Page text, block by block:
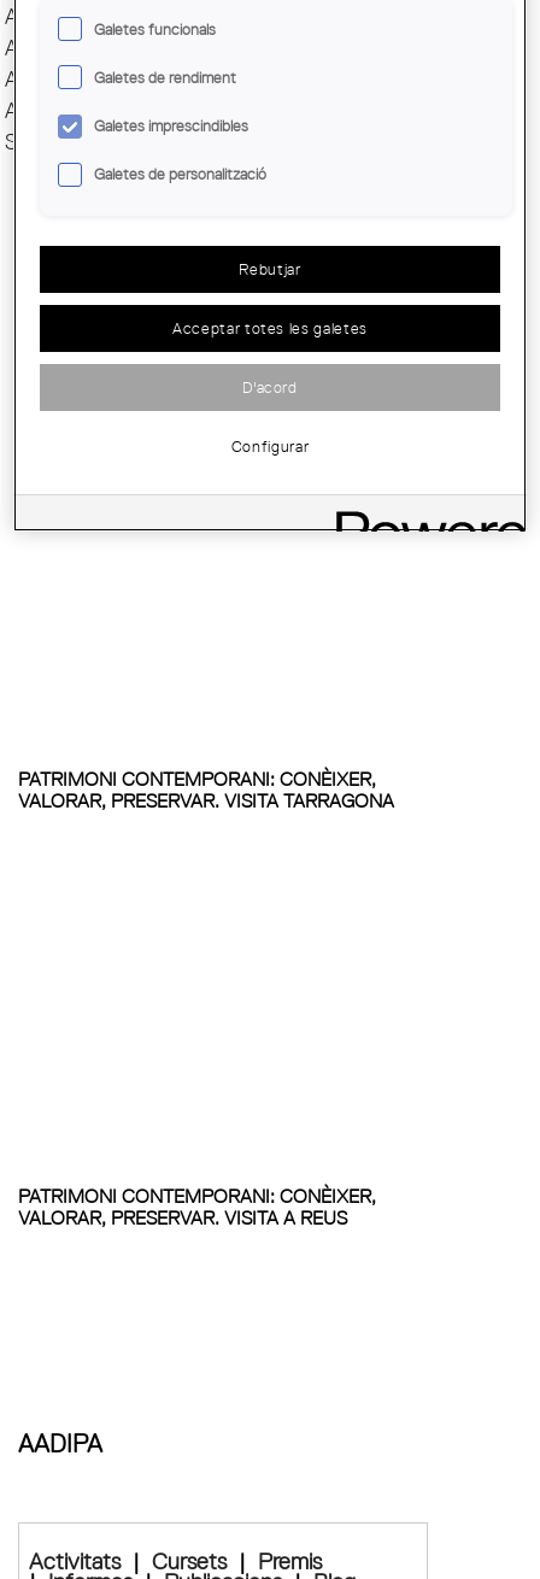
AASAP
AAUC
AJAC
AUS
SÈNIOR/A
CANCEL·LADA - EMPREMTES: PATRIMONI
REVELAT. VISITA AL MUSEU DEL...
PATRIMONI CONTEMPORANI: CONÈIXER,
VALORAR, PRESERVAR. VISITA TARRAGONA
PATRIMONI CONTEMPORANI: CONÈIXER,
VALORAR, PRESERVAR. VISITA A REUS
AADIPA
Activitats|Cursets| Premis
Galetes funcionals
Galetes de rendiment
Galetes imprescindibles
Galetes de personalització
Rebutjar
Acceptar totes les galetes
D'acord
Configurar